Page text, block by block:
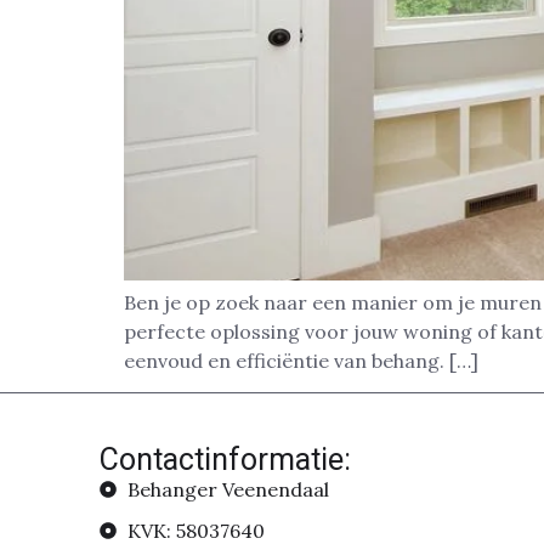
Ben je op zoek naar een manier om je
perfecte oplossing voor jouw woning of
eenvoud en efficiëntie van behang. […]
Contactinformatie:
Behanger Veenendaal
KVK: 58037640